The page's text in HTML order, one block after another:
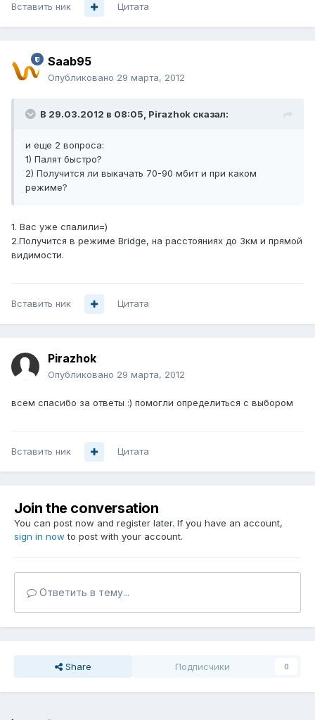
Вставить ник Цитата
Saab95
Опубликовано 29 марта, 2012
В 29.03.2012 в 08:05, Pirazhok сказал:
и еще 2 вопроса:
1) Палят быстро?
2) Получится ли выкачать 70-90 мбит и при каком
режиме?
1. Вас уже спалили=)
2.Получится в режиме Bridge, на расстояниях до 3км и прямой
видимости.
Вставить ник Цитата
Pirazhok
Опубликовано 29 марта, 2012
всем спасибо за ответы :) помогли определиться с выбором
Вставить ник Цитата
Join the conversation
You can post now and register later. If you have an account,
sign in now to post with your account.
Ответить в тему...
Share Подписчики 0